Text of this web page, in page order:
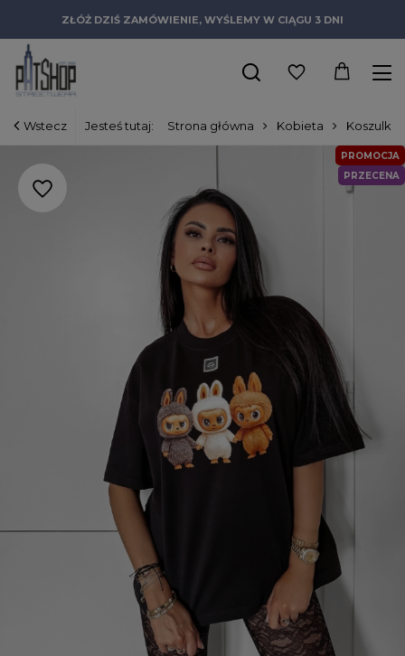
ZŁÓŻ DZIŚ ZAMÓWIENIE, WYŚLEMY W CIĄGU 3 DNI
Wstecz Jesteś tutaj: Strona główna Kobieta Koszulki
PROMOCJA
PRZECENA